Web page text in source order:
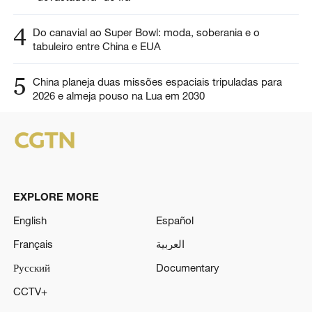
4 Do canavial ao Super Bowl: moda, soberania e o
tabuleiro entre China e EUA
5
China planeja duas missões espaciais tripuladas para
2026 e almeja pouso na Lua em 2030
EXPLORE MORE
English
Español
Français
العربية
Русский
Documentary
CCTV+